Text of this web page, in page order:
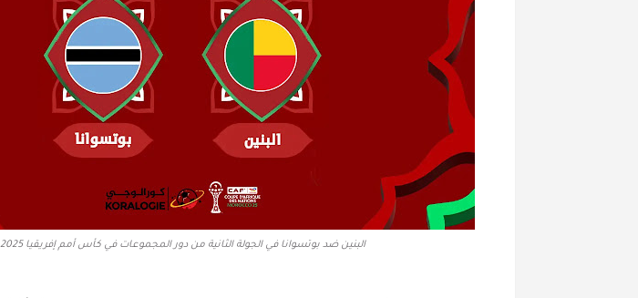
البنين ضد بوتسوانا في الجولة الثانية من دور المجموعات في كأس أمم إفريقيا 2025